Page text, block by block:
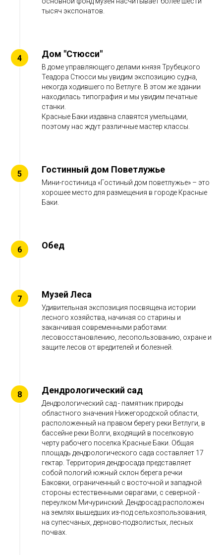
тысяч экспонатов.
Дом "Стюсси"
В доме управляющего делами князя Трубецкого
Теадора Стюсси мы увидим экспозицию судна,
некогда ходившего по Ветлуге. В этом же здании
находилась типография и мы увидим печатные
станки.
Красные Баки издавна славятся умельцами,
поэтому нас ждут различные мастер классы.
Гостинный дом Поветлужье
Мини-гостиница «Гостиный дом поветлужье» – это
хорошее место для размещения в городе Красные
Баки.
Обед
Музей Леса
Удивительная экспозиция посвящена истории
лесного хозяйства, начиная со старины и
заканчивая современными работами:
лесовосстановлению, лесопользованию, охране и
защите лесов от вредителей и болезней.
Дендрологический сад
Дендрологический сад - памятник природы
областного значения Нижегородской области,
расположенный на правом берегу реки Ветлуги, в
бассейне реки Волги, входящий в поселковую
черту рабочего поселка Красные Баки. Общая
площадь дендрологического сада составляет 17
гектар. Территория дендросада представляет
собой пологий южный склон берега речки
Баковки, ограниченный с восточной и западной
стороны естественными оврагами, с северной -
переулком Мичуринский. Дендросад расположен
на землях вышедших из-под сельхозпользования,
на супесчаных, дерново-подзолистых, лесных
почвах.